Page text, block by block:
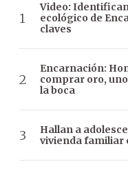
Video:
ecológico de
claves
Encarnación:
comprar oro,
la boca
Hallan a
vivienda familiar